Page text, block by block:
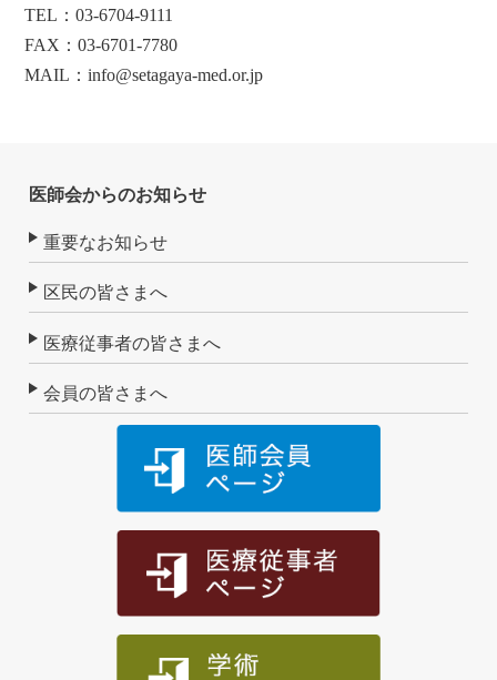
TEL：03-6704-9111
FAX：03-6701-7780
MAIL：info@setagaya-med.or.jp
医師会からのお知らせ
重要なお知らせ
区民の皆さまへ
医療従事者の皆さまへ
会員の皆さまへ